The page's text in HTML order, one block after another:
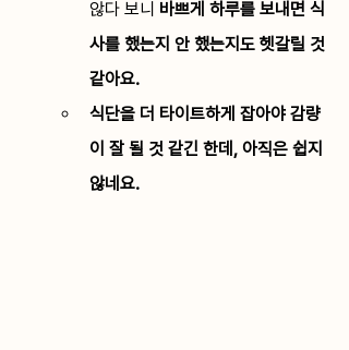
않다 보니 바쁘게 하루를 보내면 식
사를 했는지 안 했는지도 헷갈릴 것
같아요.
식단을 더 타이트하게 잡아야 감량
이 잘 될 것 같긴 한데, 아직은 쉽지
않네요.